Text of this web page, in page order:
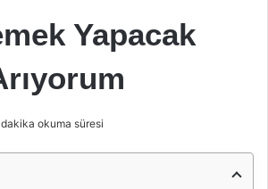
Yapacak
okuma süresi